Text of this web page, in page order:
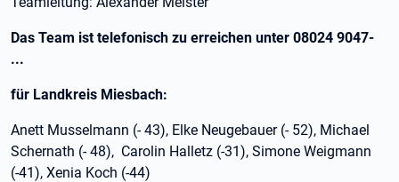
Das Team ist telefonisch zu erreichen unter 08024 9047-
...
für Landkreis Miesbach:
Anett Musselmann (- 43), Elke Neugebauer (- 52), Michael
Schernath (- 48), Carolin Halletz (-31), Simone Weigmann
(-41), Xenia Koch (-44)